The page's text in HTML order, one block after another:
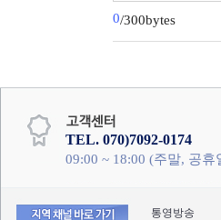
0/300bytes
TEL. 070)7092-0174
09:00 ~ 18:00 (주말, 공휴
통영방송